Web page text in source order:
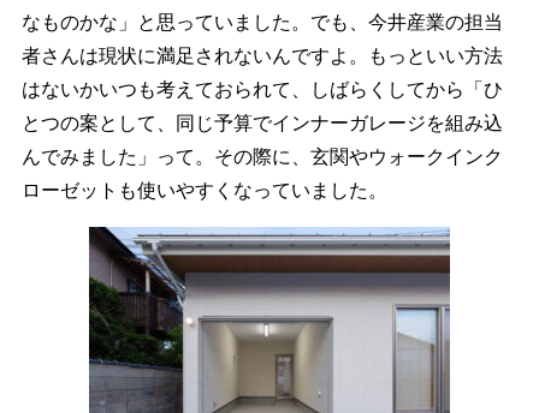
なものかな」と思っていました。でも、今井産業の担当
者さんは現状に満足されないんですよ。もっといい方法
はないかいつも考えておられて、しばらくしてから「ひ
とつの案として、同じ予算でインナーガレージを組み込
んでみました」って。その際に、玄関やウォークインク
ローゼットも使いやすくなっていました。